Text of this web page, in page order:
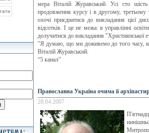
мера Віталій Журавський. Усі сто
продовження курсу і в другому, третьому
охочі приєднатися до викладання цієї
відсотків. І це не межа: в управлінні
долучитися до викладання "Християнської
"Я думаю, що ми доживемо до того часу,
Віталій Журавський.
“5 канал”
Православна Україна очима її
28.04.2007